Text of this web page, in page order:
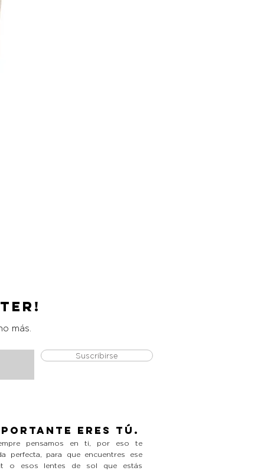
más.
Suscribirse
eres tú.
pensamos en ti, por eso te
perfecta, para que encuentres ese
o esos lentes de sol que estás